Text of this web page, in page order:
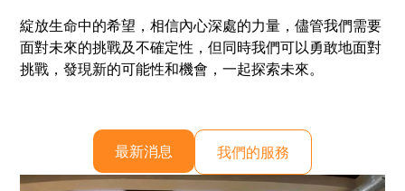
綻放生命中的希望，相信內心深處的力量，儘管我們需要
面對未來的挑戰及不確定性，但同時我們可以勇敢地面對
挑戰，發現新的可能性和機會，一起探索未來。
最新消息 我們的服務